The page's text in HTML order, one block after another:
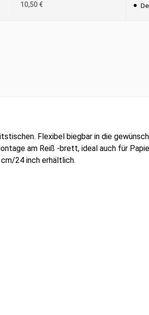
10,50 €
Flexibel biegbar in die
am Reiß -brett, ideal auch für
24 inch erhältlich.